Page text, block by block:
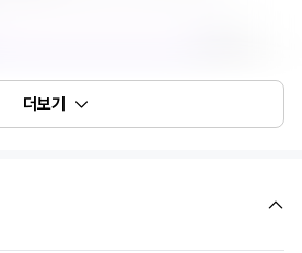
더보기